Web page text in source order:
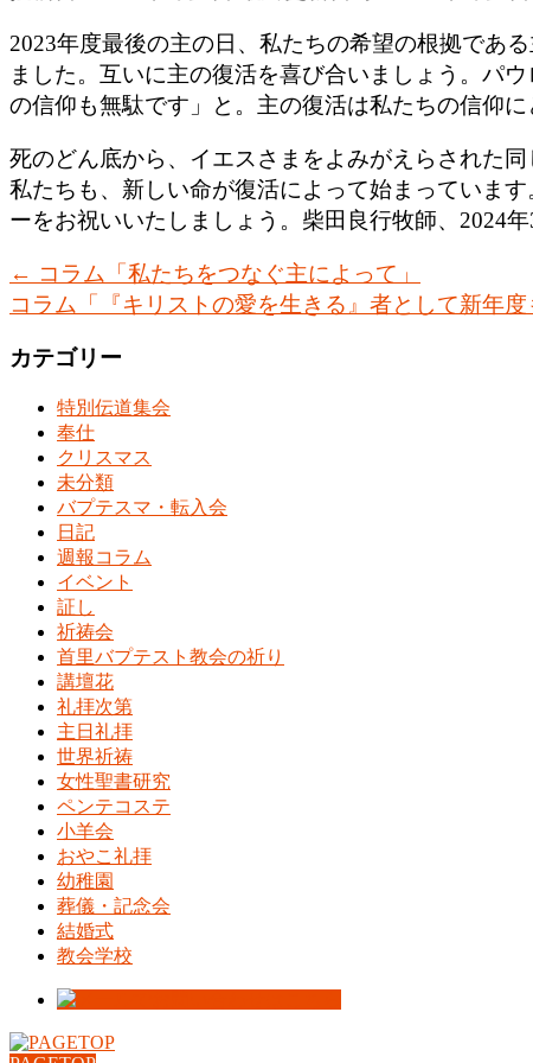
2023年度最後の主の日、私たちの希望の根拠であ
ました。互いに主の復活を喜び合いましょう。パ
の信仰も無駄です」と。主の復活は私たちの信仰に
死のどん底から、イエスさまをよみがえらされた
私たちも、新しい命が復活によって始まっていま
ーをお祝いいたしましょう。柴田良行牧師、2024
← コラム「私たちをつなぐ主によって」
コラム「『キリストの愛を生きる』者として新年度
カテゴリー
特別伝道集会
奉仕
クリスマス
未分類
バプテスマ・転入会
日記
週報コラム
イベント
証し
祈祷会
首里バプテスト教会の祈り
講壇花
礼拝次第
主日礼拝
世界祈祷
女性聖書研究
ペンテコステ
小羊会
おやこ礼拝
幼稚園
葬儀・記念会
結婚式
教会学校